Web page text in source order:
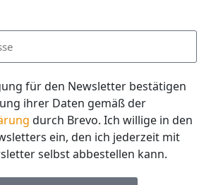
für den Newsletter bestätigen
ihrer Daten gemäß der
durch Brevo. Ich willige in den
ein, den ich jederzeit mit
selbst abbestellen kann.